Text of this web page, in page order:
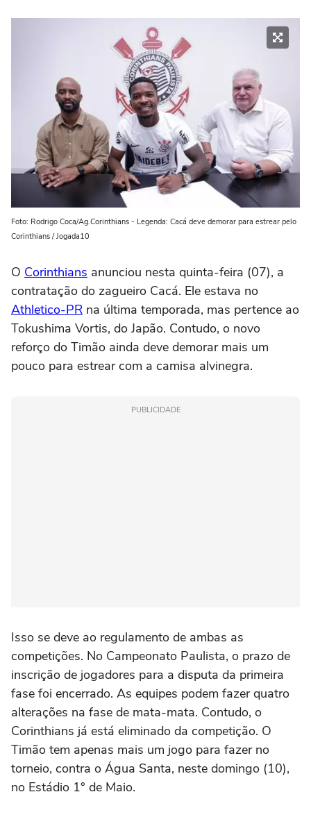
Foto: Rodrigo Coca/Ag.Corinthians - Legenda: Cacá deve demorar para estrear pelo
Corinthians / Jogada10
O Corinthians anunciou nesta quinta-feira (07), a
contratação do zagueiro Cacá. Ele estava no
Athletico-PR na última temporada, mas pertence ao
Tokushima Vortis, do Japão. Contudo, o novo
reforço do Timão ainda deve demorar mais um
pouco para estrear com a camisa alvinegra.
PUBLICIDADE
Isso se deve ao regulamento de ambas as
competições. No Campeonato Paulista, o prazo de
inscrição de jogadores para a disputa da primeira
fase foi encerrado. As equipes podem fazer quatro
alterações na fase de mata-mata. Contudo, o
Corinthians já está eliminado da competição. O
Timão tem apenas mais um jogo para fazer no
torneio, contra o Água Santa, neste domingo (10),
no Estádio 1° de Maio.